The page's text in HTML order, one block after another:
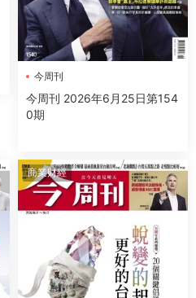
今周刊
今周刊 2026年6月25日第154
0期
商業财經